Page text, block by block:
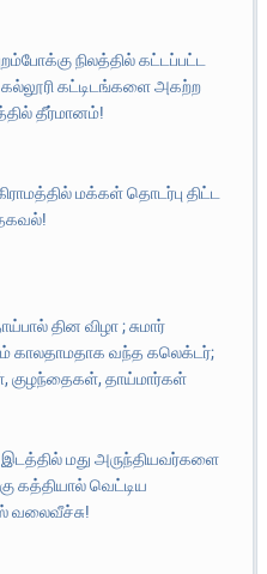
நிலத்தில் கட்டப்பட்ட
கட்டிடங்களை அகற்ற
தீர்மானம்!
மக்கள் தொடர்பு திட்ட
தின விழா ; சுமார்
காலதாமதாக வந்த கலெக்டர்;
குழந்தைகள், தாய்மார்கள்
மது அருந்தியவர்களை
கத்தியால் வெட்டிய
வலைவீச்சு!